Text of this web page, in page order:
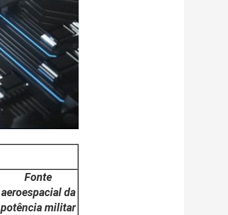
Fonte
aeroespacial da
potência militar